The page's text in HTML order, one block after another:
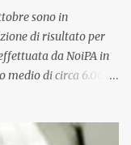
sono in
di risultato per
da NoiPA in
medio di circa 6.000
risultato La